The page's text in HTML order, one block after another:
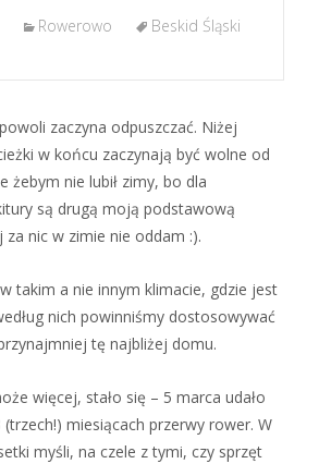
Rowerowo
Beskid Śląski
zaczyna odpuszczać. Niżej
w końcu zaczynają być wolne od
żebym nie lubił zimy, bo dla
są drugą moją podstawową
nic w zimie nie oddam :).
takim a nie innym klimacie, gdzie jest
nich powinniśmy dostosowywać
tę najbliżej domu.
więcej, stało się – 5 marca udało
miesiącach przerwy rower. W
myśli, na czele z tymi, czy sprzęt